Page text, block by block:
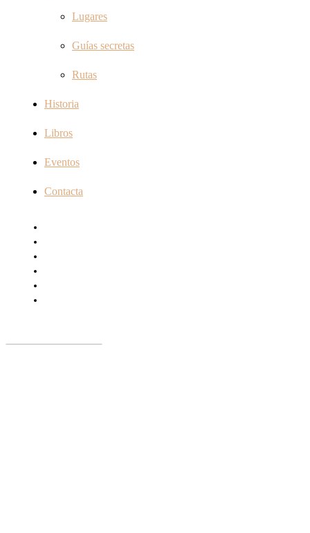
Lugares
Guías secretas
Rutas
Historia
Libros
Eventos
Contacta